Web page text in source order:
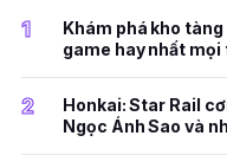
1
Khám phá kho
game hay nhất mọi
2
Honkai: Star Rail
Ngọc Ánh Sao và